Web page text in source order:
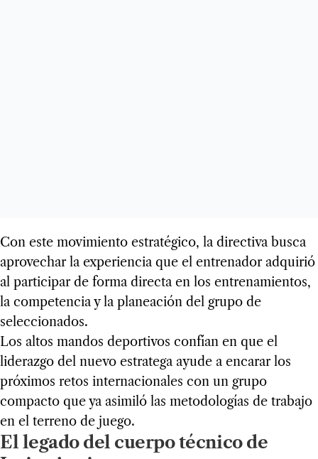
Con este movimiento estratégico, la directiva busca
aprovechar la experiencia que el entrenador adquirió
al participar de forma directa en los entrenamientos,
la competencia y la planeación del grupo de
seleccionados.
Los altos mandos deportivos confían en que el
liderazgo del nuevo estratega ayude a encarar los
próximos retos internacionales con un grupo
compacto que ya asimiló las metodologías de trabajo
en el terreno de juego.
El legado del cuerpo técnico de